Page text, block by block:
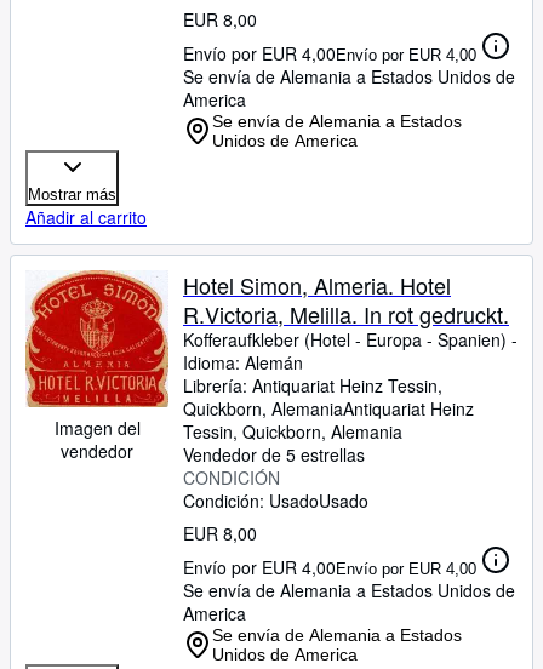
EUR 8,00
Envío por EUR 4,00Envío por EUR 4,00
Se envía de Alemania a Estados Unidos de
America
Se envía de Alemania a Estados
Unidos de America
Mostrar más
Añadir al carrito
Imagen del
vendedor
Hotel Simon, Almeria. Hotel
R.Victoria, Melilla. In rot gedruckt.
Kofferaufkleber (Hotel - Europa - Spanien) -
Idioma: Alemán
Librería: Antiquariat Heinz Tessin,
Quickborn, AlemaniaAntiquariat Heinz
Tessin, Quickborn, Alemania
Vendedor de 5 estrellas
CONDICIÓN
Condición: UsadoUsado
EUR 8,00
Envío por EUR 4,00Envío por EUR 4,00
Se envía de Alemania a Estados Unidos de
America
Se envía de Alemania a Estados
Unidos de America